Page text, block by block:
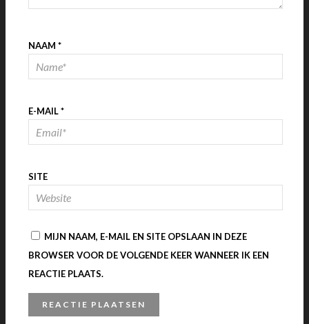
NAAM *
E-MAIL*
SITE
MIJN NAAM, E-MAIL EN SITE OPSLAAN IN DEZE
BROWSER VOOR DE VOLGENDE KEER WANNEER IK EEN
REACTIE PLAATS.